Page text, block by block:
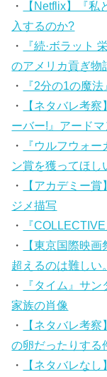
・
【Netflix】『
入するのか?
・
『続·ボラット
のアメリカ貢ぎ物
・
『2分の1の魔
・
【ネタバレ考
ーバー!』アード
・
『ウルフウォ
ン賞を獲ってほし
・
【アカデミー
ジメ描写
・
『
・
【東京国際映
超えるのは難しい
・
『タイム』サ
家族の肖像
・
【ネタバレ考
の卵だったりする
・
【ネタバレな